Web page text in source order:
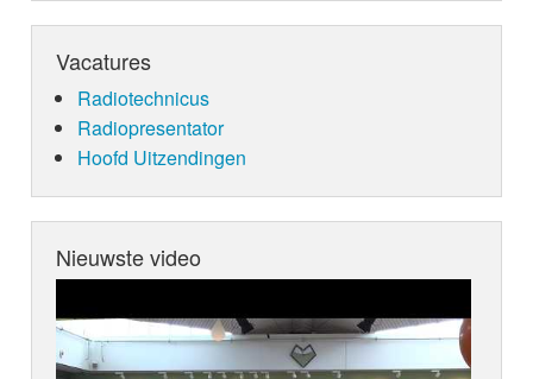
Vacatures
Radiotechnicus
Radiopresentator
Hoofd Uitzendingen
Nieuwste video